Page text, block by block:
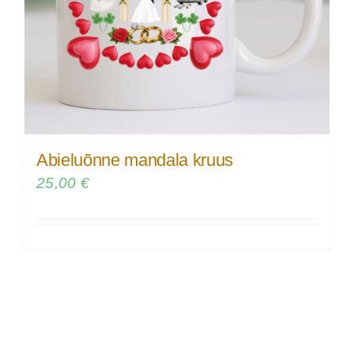
Abieluõnne mandala kruus
25,00 €